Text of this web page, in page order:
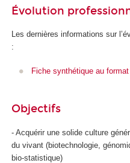
Évolution
Les dernières informations sur
:
Fiche synthétique au
Objectifs
- Acquérir une solide culture
du vivant (biotechnologie,
bio-statistique)